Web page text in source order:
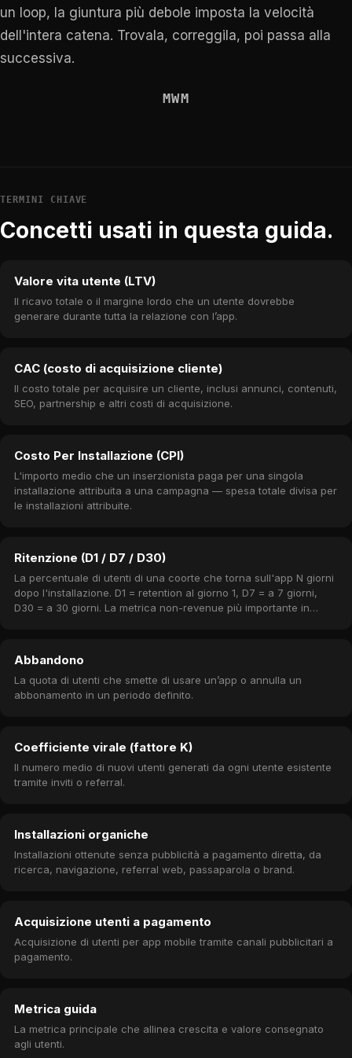
un loop, la giuntura più debole imposta la velocità
dell'intera catena. Trovala, correggila, poi passa alla
successiva.
MWM
TERMINI CHIAVE
Concetti usati in questa guida.
Valore vita utente (LTV)
Il ricavo totale o il margine lordo che un utente dovrebbe
generare durante tutta la relazione con l’app.
CAC (costo di acquisizione cliente)
Il costo totale per acquisire un cliente, inclusi annunci, contenuti,
SEO, partnership e altri costi di acquisizione.
Costo Per Installazione (CPI)
L'importo medio che un inserzionista paga per una singola
installazione attribuita a una campagna — spesa totale divisa per
le installazioni attribuite.
Ritenzione (D1 / D7 / D30)
La percentuale di utenti di una coorte che torna sull'app N giorni
dopo l'installazione. D1 = retention al giorno 1, D7 = a 7 giorni,
D30 = a 30 giorni. La metrica non-revenue più importante in
Abbandono
La quota di utenti che smette di usare un’app o annulla un
abbonamento in un periodo definito.
Coefficiente virale (fattore K)
Il numero medio di nuovi utenti generati da ogni utente esistente
tramite inviti o referral.
Installazioni organiche
Installazioni ottenute senza pubblicità a pagamento diretta, da
ricerca, navigazione, referral web, passaparola o brand.
Acquisizione utenti a pagamento
Acquisizione di utenti per app mobile tramite canali pubblicitari a
pagamento.
Metrica guida
La metrica principale che allinea crescita e valore consegnato
agli utenti.